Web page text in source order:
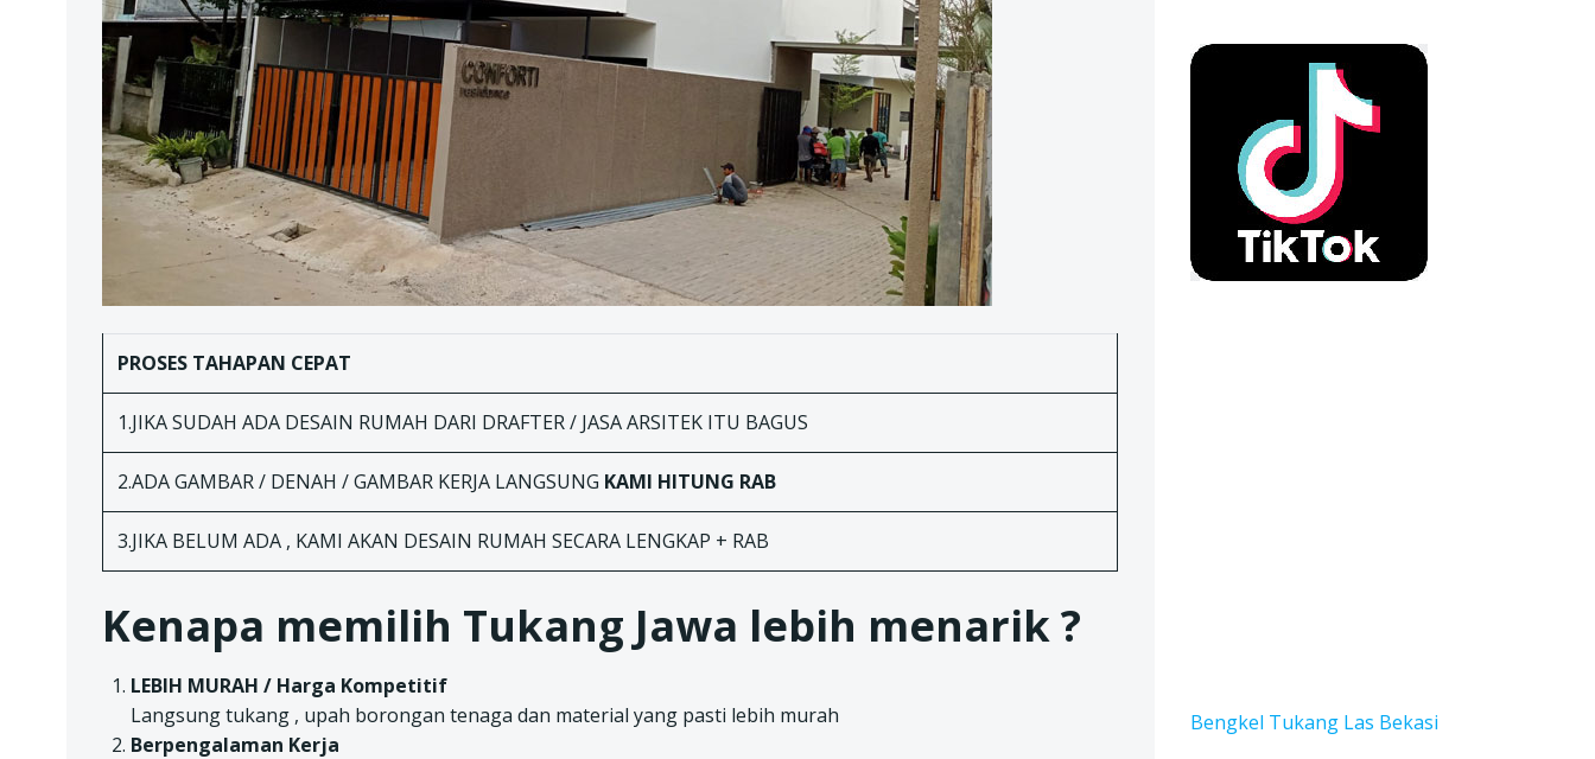
PROSES TAHAPAN CEPAT
1.JIKA SUDAH ADA DESAIN RUMAH DARI DRAFTER / JASA ARSITEK ITU BAGUS
2.ADA GAMBAR / DENAH / GAMBAR KERJA LANGSUNG KAMI HITUNG RAB
3.JIKA BELUM ADA , KAMI AKAN DESAIN RUMAH SECARA LENGKAP + RAB
Kenapa memilih Tukang Jawa lebih menarik ?
LEBIH MURAH / Harga Kompetitif
Langsung tukang , upah borongan tenaga dan material yang pasti lebih murah
Berpengalaman Kerja
Bengkel Tukang Las Bekasi